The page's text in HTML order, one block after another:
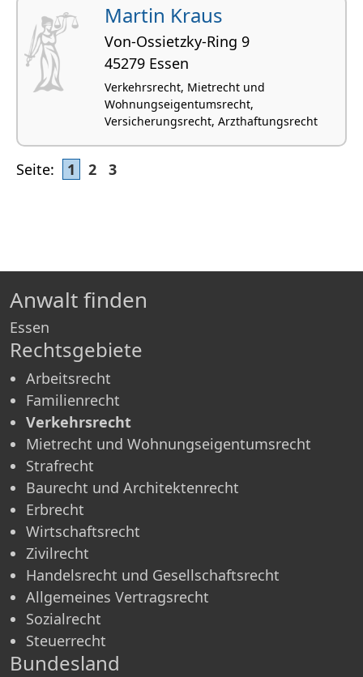
Martin Kraus
Von-Ossietzky-Ring 9
45279 Essen
Verkehrsrecht, Mietrecht und
Wohnungseigentumsrecht,
Versicherungsrecht, Arzthaftungsrecht
Seite: 1 2 3
Anwalt finden
Essen
Rechtsgebiete
Arbeitsrecht
Familienrecht
Verkehrsrecht
Mietrecht und Wohnungseigentumsrecht
Strafrecht
Baurecht und Architektenrecht
Erbrecht
Wirtschaftsrecht
Zivilrecht
Handelsrecht und Gesellschaftsrecht
Allgemeines Vertragsrecht
Sozialrecht
Steuerrecht
Bundesland